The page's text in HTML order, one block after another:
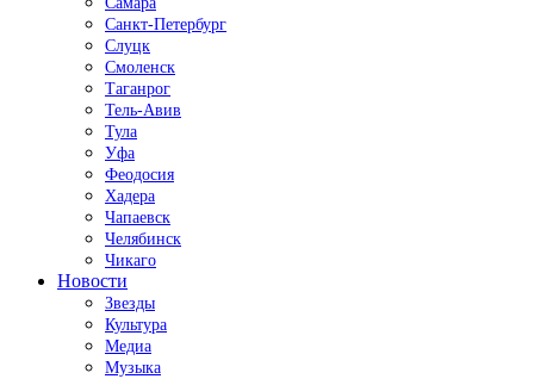
Санкт-Петербург
Слуцк
Смоленск
Таганрог
Тель-Авив
Тула
Уфа
Феодосия
Хадера
Чапаевск
Челябинск
Чикаго
Новости
Звезды
Культура
Медиа
Музыка